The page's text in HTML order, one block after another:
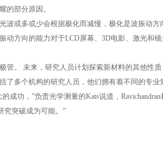
的部分原因。
波或多或少会根据极化而减慢，极化是波振动方
动方向的能力对于LCD屏幕、3D电影、激光和
管。 未来，研究人员计划探索新材料的其他性
了多个机构的研究人员，他们拥有着不同的专业
成功，”负责光学测量的Kats说道，
究突破成为可能。”